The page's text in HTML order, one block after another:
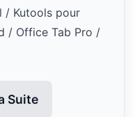
/ Kutools pour
/ Office Tab Pro /
Suite